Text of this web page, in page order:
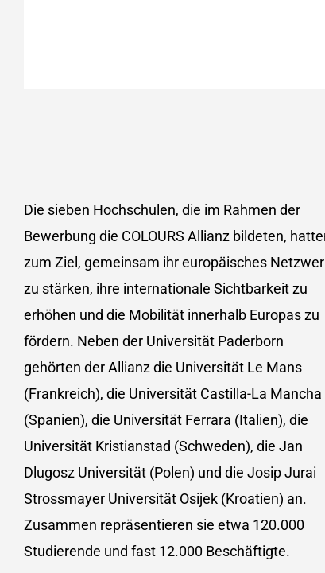
Die sieben Hochschulen, die im Rahmen der
Bewerbung die COLOURS Allianz bildeten,
zum Ziel, gemeinsam ihr europäisches
zu stärken, ihre internationale Sichtbarkeit zu
erhöhen und die Mobilität innerhalb Europas zu
fördern. Neben der Universität Paderborn
gehörten der Allianz die Universität Le Mans
(Frankreich), die Universität Castilla-La Mancha
(Spanien), die Universität Ferrara (Italien), die
Universität Kristianstad (Schweden), die Jan
Dlugosz Universität (Polen) und die Josip Jurai
Strossmayer Universität Osijek (Kroatien) an.
Zusammen repräsentieren sie etwa 120.000
Studierende und fast 12.000 Beschäftigte.